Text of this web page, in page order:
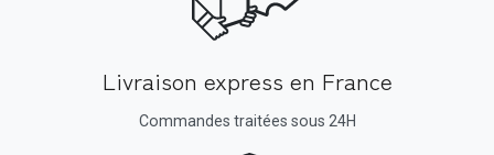
Livraison express en France
Commandes traitées sous 24H